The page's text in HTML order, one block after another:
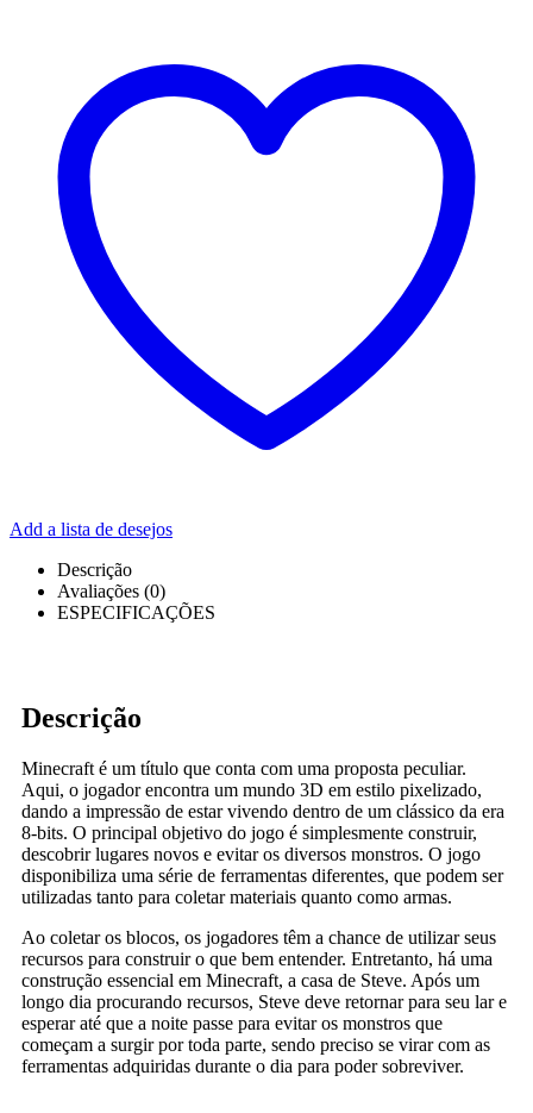
Add a lista de desejos
Descrição
Avaliações (0)
ESPECIFICAÇÕES
Descrição
Minecraft é um título que conta com uma proposta peculiar.
Aqui, o jogador encontra um mundo 3D em estilo pixelizado,
dando a impressão de estar vivendo dentro de um clássico da era
8-bits. O principal objetivo do jogo é simplesmente construir,
descobrir lugares novos e evitar os diversos monstros. O jogo
disponibiliza uma série de ferramentas diferentes, que podem ser
utilizadas tanto para coletar materiais quanto como armas.
Ao coletar os blocos, os jogadores têm a chance de utilizar seus
recursos para construir o que bem entender. Entretanto, há uma
construção essencial em Minecraft, a casa de Steve. Após um
longo dia procurando recursos, Steve deve retornar para seu lar e
esperar até que a noite passe para evitar os monstros que
começam a surgir por toda parte, sendo preciso se virar com as
ferramentas adquiridas durante o dia para poder sobreviver.